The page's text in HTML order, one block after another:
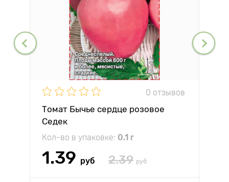
0 отзывов
Томат Бычье сердце розовое
Седек
Кол-во в упаковке: 0.1 г
1.39 руб 2.39 руб